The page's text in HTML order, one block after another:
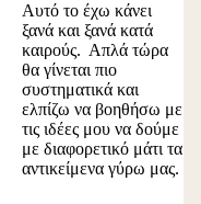
Αυτό το έχω κάνει
ξανά και ξανά κατά
καιρούς. Απλά τώρα
θα γίνεται πιο
συστηματικά και
ελπίζω να βοηθήσω με
τις ιδέες μου να δούμε
με διαφορετικό μάτι τα
αντικείμενα γύρω μας.